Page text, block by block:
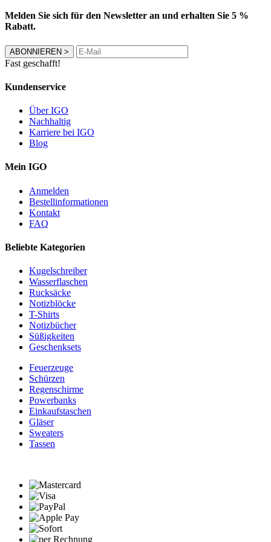
Melden Sie sich für den Newsletter an und erhalten Sie 5 %
Rabatt.
ABONNIEREN >
Fast geschafft!
Kundenservice
Über IGO
Nachhaltig
Karriere bei IGO
Blog
Mein IGO
Anmelden
Bestellinformationen
Kontakt
FAQ
Beliebte Kategorien
Kugelschreiber
Wasserflaschen
Rucksäcke
Notizblöcke
T-Shirts
Notizbücher
Süßigkeiten
Geschenksets
Feuerzeuge
Schürzen
Regenschirme
Powerbanks
Einkaufstaschen
Gläser
Sweaters
Tassen